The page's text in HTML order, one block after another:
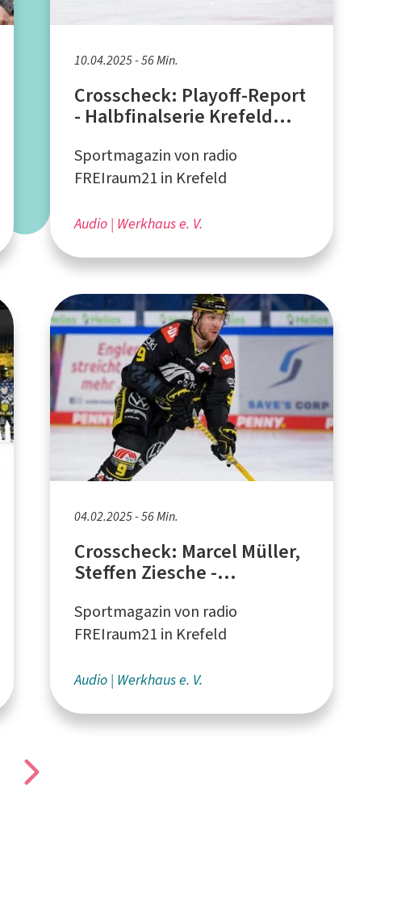
10.04.2025 - 56 Min.
Crosscheck: Playoff-Report
- Halbfinalserie Krefeld
Ravensburg Towerstars
Sportmagazin von radio
FREIraum21 in Krefeld
Audio Werkhaus e. V.
04.02.2025 - 56 Min.
Crosscheck: Marcel Müller,
Steffen Ziesche -
Pinguine
Sportmagazin von radio
FREIraum21 in Krefeld
Audio Werkhaus e. V.